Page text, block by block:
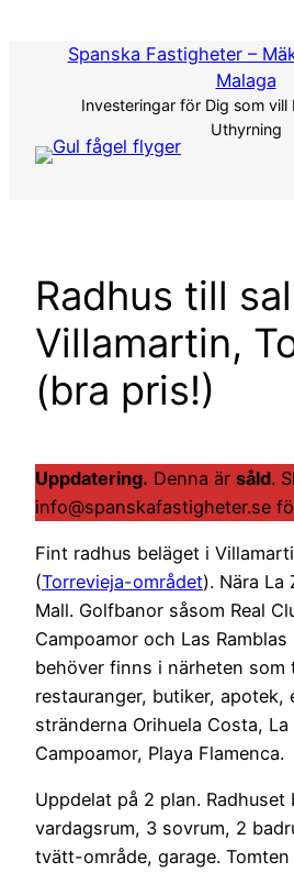
Spanska Fastigheter –
Malaga
Investeringar för Dig som
Uthyrning
Radhus till
Villamartin,
(bra pris!)
Uppdatering. Denna är såld.
info@spanskafastigheter.se
Fint radhus beläget i
(Torrevieja-området). Nära La
Mall. Golfbanor såsom Real
Campoamor och Las
behöver finns i närheten som
restauranger, butiker, apotek,
stränderna Orihuela Costa, La
Campoamor, Playa Flamenca.
Uppdelat på 2 plan. Radhuset
vardagsrum, 3 sovrum, 2
tvätt-område, garage.